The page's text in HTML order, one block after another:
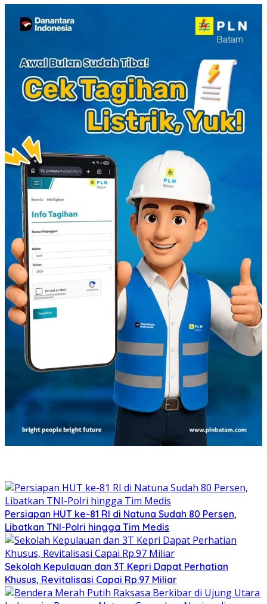
Persiapan HUT ke-81 RI di Natuna Sudah 80 Persen,
Libatkan TNI-Polri hingga Tim Medis
Sekolah Kepulauan dan 3T Kepri Dapat Perhatian
Khusus, Revitalisasi Capai Rp.97 Miliar